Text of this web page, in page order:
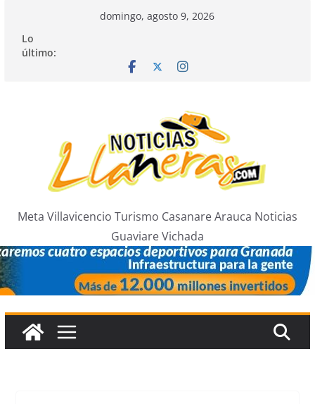
contenido
domingo, agosto 9, 2026
Lo
último:
Meta Villavicencio Turismo Casanare Arauca Noticias
Guaviare Vichada